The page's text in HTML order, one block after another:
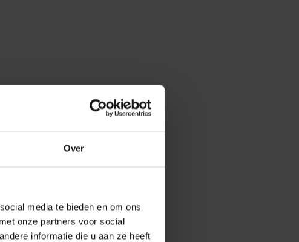
Over
media te bieden en om ons
onze partners voor social
informatie die u aan ze heeft
De Baaij